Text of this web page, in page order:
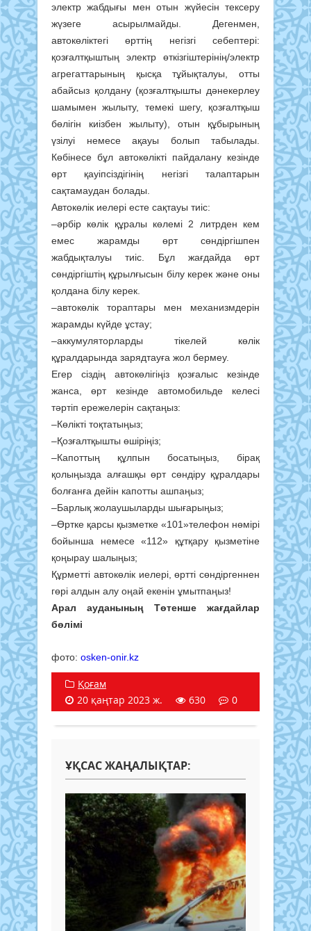
электр жабдығы мен отын жүйесін тексеру
жүзеге асырылмайды. Дегенмен,
автокөліктегі өрттің негізгі себептері:
қозғалтқыштың электр өткізгіштерінің/электр
агрегаттарының қысқа тұйықталуы, отты
абайсыз қолдану (қозғалтқышты дәнекерлеу
шамымен жылыту, темекі шегу, қозғалтқыш
бөлігін киізбен жылыту), отын құбырының
үзілуі немесе ақауы болып табылады.
Көбінесе бұл автокөлікті пайдалану кезінде
өрт қауіпсіздігінің негізгі талаптарын
сақтамаудан болады.
Автокөлік иелері есте сақтауы тиіс:
–әрбір көлік құралы көлемі 2 литрден кем
емес жарамды өрт сөндіргішпен
жабдықталуы тиіс. Бұл жағдайда өрт
сөндіргіштің құрылғысын білу керек және оны
қолдана білу керек.
–автокөлік тораптары мен механизмдерін
жарамды күйде ұстау;
–аккумуляторларды тікелей көлік
құралдарында зарядтауға жол бермеу.
Егер сіздің автокөлігіңіз қозғалыс кезінде
жанса, өрт кезінде автомобильде келесі
тәртіп ережелерін сақтаңыз:
–Көлікті тоқтатыңыз;
–Қозғалтқышты өшіріңіз;
–Капоттың құлпын босатыңыз, бірақ
қолыңызда алғашқы өрт сөндіру құралдары
болғанға дейін капотты ашпаңыз;
–Барлық жолаушыларды шығарыңыз;
–Өртке қарсы қызметке «101»телефон нөмірі
бойынша немесе «112» құтқару қызметіне
қоңырау шалыңыз;
Құрметті автокөлік иелері, өртті сөндіргеннен
гөрі алдын алу оңай екенін ұмытпаңыз!
Арал ауданының Төтенше жағдайлар
бөлімі
фото: osken-onir.kz
Қоғам
20 қаңтар 2023 ж.
630 0
ҰҚСАС ЖАҢАЛЫҚТАР: